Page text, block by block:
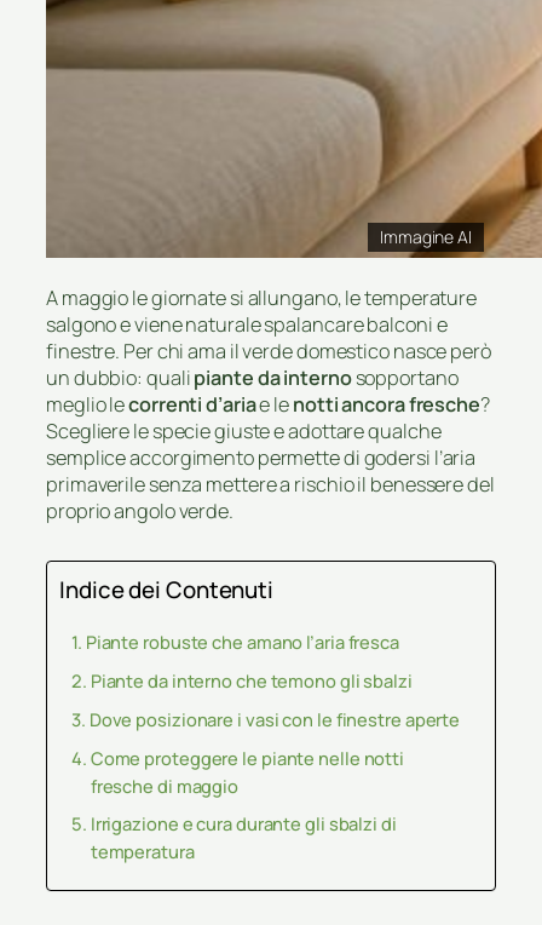
Immagine AI
A maggio le giornate si allungano, le temperature
salgono e viene naturale spalancare balconi e
finestre. Per chi ama il verde domestico nasce però
un dubbio: qualipiante da internosopportano
meglio lecorrenti d’ariae lenotti ancora fresche?
Scegliere le specie giuste e adottare qualche
semplice accorgimento permette di godersi l’aria
primaverile senza mettere a rischio il benessere del
proprio angolo verde.
Indice dei Contenuti
Piante robuste che amano l’aria fresca
Piante da interno che temono gli sbalzi
Dove posizionare i vasi con le finestre aperte
Come proteggere le piante nelle notti
fresche di maggio
Irrigazione e cura durante gli sbalzi di
temperatura